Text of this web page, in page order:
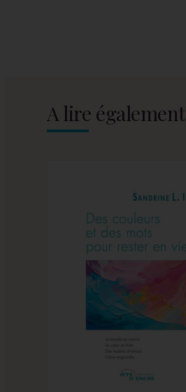
A lire également